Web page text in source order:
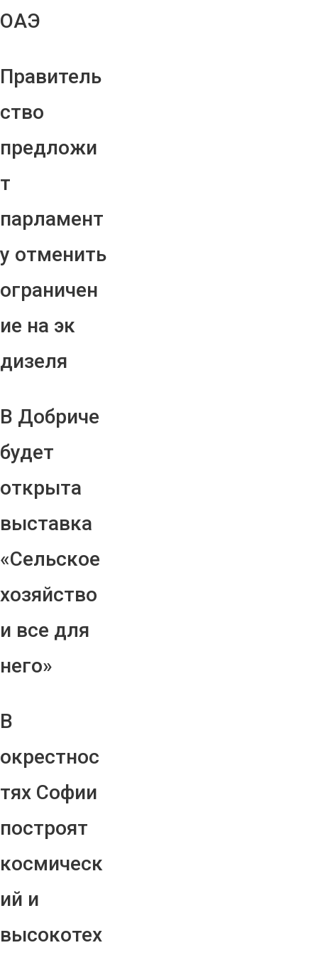
ОАЭ
Правитель
ство
предложи
т
парламент
у отменить
ограничен
ие на эк
дизеля
В Добриче
будет
открыта
выставка
«Сельское
хозяйство
и все для
него»
В
окрестнос
тях Софии
построят
космическ
ий и
высокотех